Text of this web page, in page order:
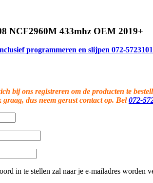
NCF2960M 433mhz OEM 2019+
programmeren en slijpen 072-
bij ons registreren om de producten te
dus neem gerust contact op. Bel072-
in te stellen zal naar je e-mailadres worden